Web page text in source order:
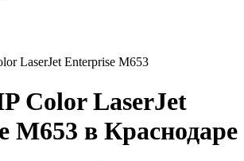
LaserJet Enterprise M653
Color LaserJet
M653 в Краснодаре